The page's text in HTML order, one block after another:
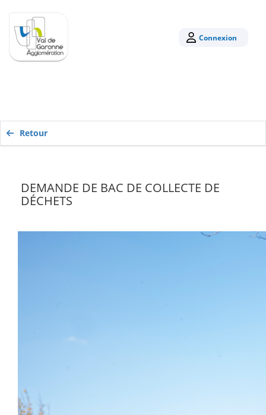
Connexion
Retour
DEMANDE DE BAC DE COLLECTE DE
DÉCHETS